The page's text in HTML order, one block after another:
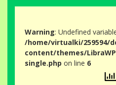
Warning: Undefined
/home/virtualki/259594/
content/themes/
single.php on line 6